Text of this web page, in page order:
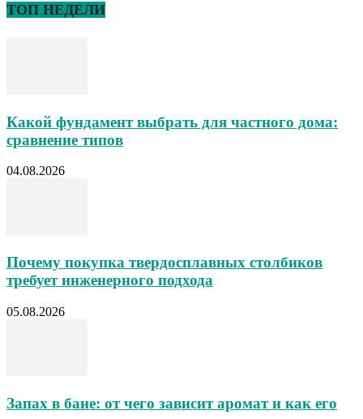
ТОП НЕДЕЛИ
Какой фундамент выбрать для частного дома:
сравнение типов
04.08.2026
Почему покупка твердосплавных столбиков
требует инженерного подхода
05.08.2026
Запах в бане: от чего зависит аромат и как его